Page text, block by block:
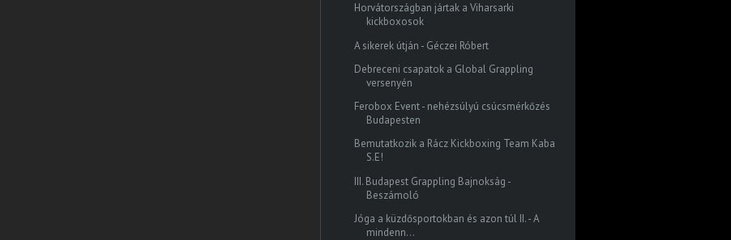
Horvátországban jártak a Viharsarki
kickboxosok
A sikerek útján - Géczei Róbert
Debreceni csapatok a Global Grappling
versenyén
Ferobox Event - nehézsúlyú csúcsmérkőzés
Budapesten
Bemutatkozik a Rácz Kickboxing Team Kaba
S.E!
III. Budapest Grappling Bajnokság -
Beszámoló
Jóga a küzdősportokban és azon túl II. - A
mindenn...